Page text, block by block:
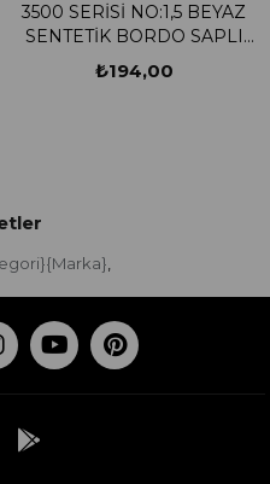
3500 SERİSİ NO:1,5 BEYAZ
SENTETİK BORDO SAPLI
ZEMİN FIRÇASI
₺194,00
,